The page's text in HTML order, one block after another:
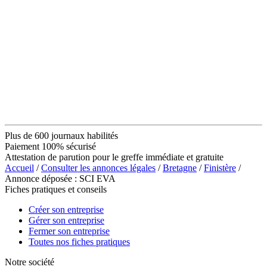
Plus de 600 journaux habilités
Paiement 100% sécurisé
Attestation de parution pour le greffe immédiate et gratuite
Accueil /Consulter les annonces légales /Bretagne /Finistère /
Annonce déposée : SCI EVA
Fiches pratiques et conseils
Créer son entreprise
Gérer son entreprise
Fermer son entreprise
Toutes nos fiches pratiques
Notre société